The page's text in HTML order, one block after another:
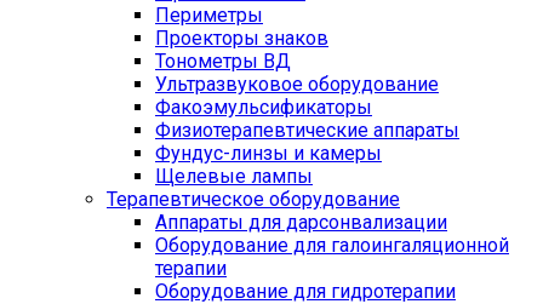
Периметры
Проекторы знаков
Тонометры ВД
Ультразвуковое оборудование
Факоэмульсификаторы
Физиотерапевтические аппараты
Фундус-линзы и камеры
Щелевые лампы
Терапевтическое оборудование
Аппараты для дарсонвализации
Оборудование для галоингаляционной
терапии
Оборудование для гидротерапии